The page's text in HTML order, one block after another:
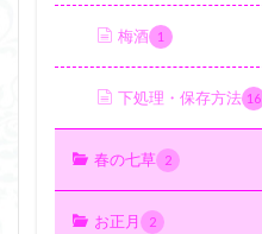
梅酒 1
下処理・保存方法 16
春の七草 2
お正月 2